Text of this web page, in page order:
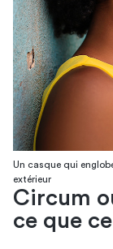
Un casque qui
extérieur
Circum
ce que